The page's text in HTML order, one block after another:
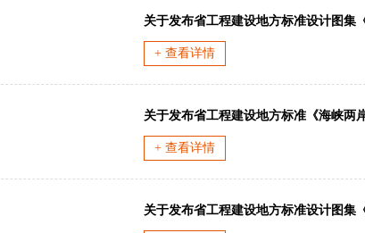
+ 查看详情
+ 查看详情